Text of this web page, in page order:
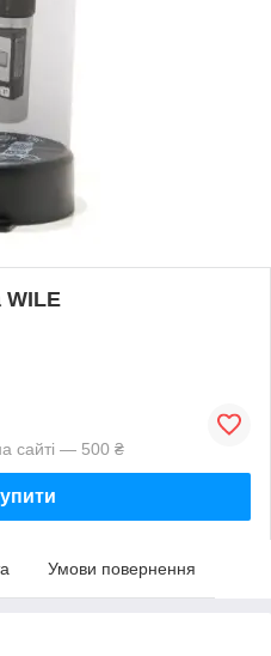
WILE
сайті — 500 ₴
Умови повернення